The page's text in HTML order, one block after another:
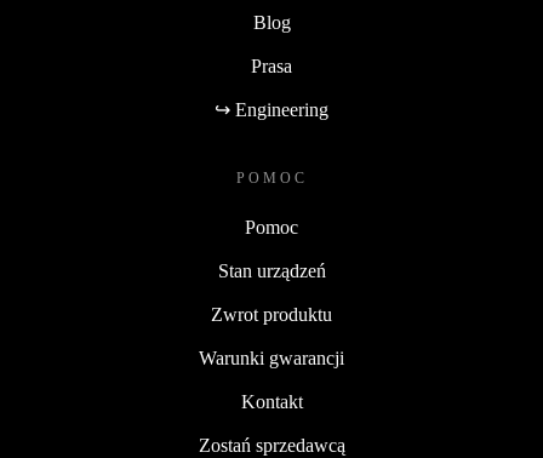
Blog
Prasa
↪ Engineering
POMOC
Pomoc
Stan urządzeń
Zwrot produktu
Warunki gwarancji
Kontakt
Zostań sprzedawcą